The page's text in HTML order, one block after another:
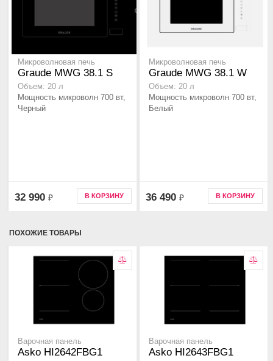
Микроволновая печь
Graude MWG 38.1 S
Объем: 20 л
Мощность микроволн 700 вт,
Черный
32 990 ₽ В КОРЗИНУ
Микроволновая печь
Graude MWG 38.1 W
Объем: 20 л
Мощность микроволн 700 вт,
Белый
36 490 ₽ В КОРЗИНУ
ПОХОЖИЕ ТОВАРЫ
Варочная панель
Asko HI2642FBG1
Варочная панель
Asko HI2643FBG1